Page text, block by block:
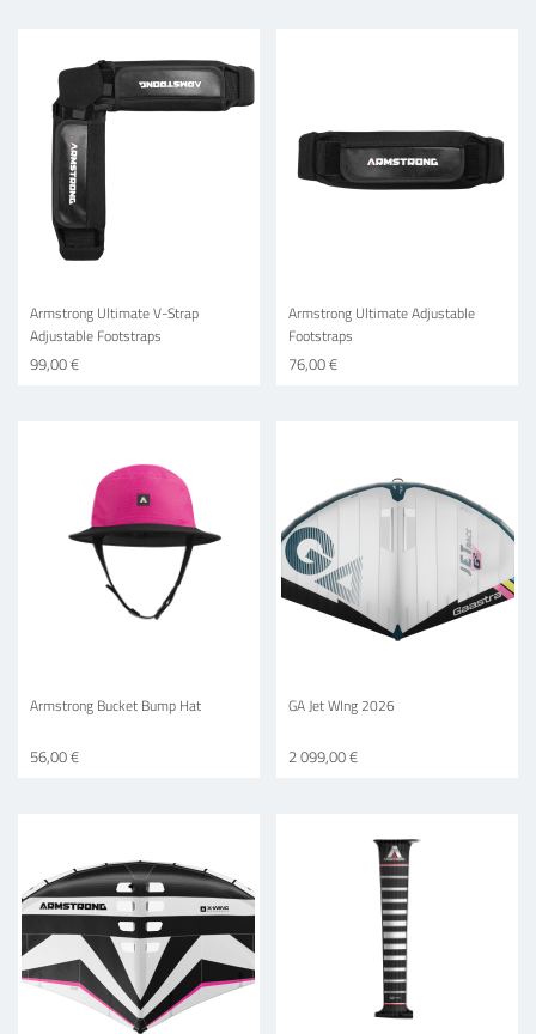
Armstrong Ultimate V-Strap
Adjustable Footstraps
99,00 €
Armstrong Ultimate Adjustable
Footstraps
76,00 €
Armstrong Bucket Bump Hat
56,00 €
GA Jet WIng 2026
2 099,00 €